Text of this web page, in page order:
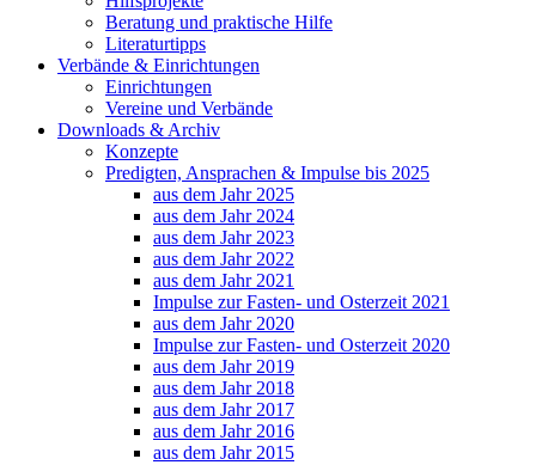
Beratung und praktische Hilfe
Literaturtipps
Verbände & Einrichtungen
Einrichtungen
Vereine und Verbände
Downloads & Archiv
Konzepte
Predigten, Ansprachen & Impulse bis 2025
aus dem Jahr 2025
aus dem Jahr 2024
aus dem Jahr 2023
aus dem Jahr 2022
aus dem Jahr 2021
Impulse zur Fasten- und Osterzeit 2021
aus dem Jahr 2020
Impulse zur Fasten- und Osterzeit 2020
aus dem Jahr 2019
aus dem Jahr 2018
aus dem Jahr 2017
aus dem Jahr 2016
aus dem Jahr 2015